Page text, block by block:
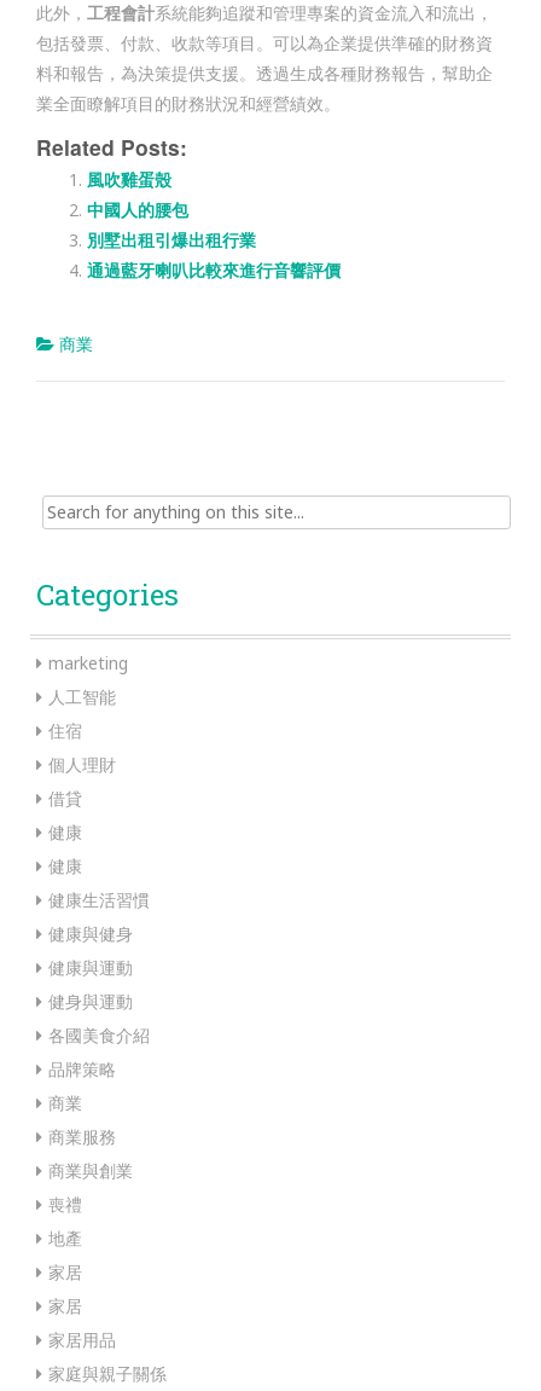
此外， 工程會計系統能夠追蹤和管理專案的資金流入和流出，
包括發票、付款、收款等項目。可以為企業提供準確的財務資
料和報告，為決策提供支援。透過生成各種財務報告，幫助企
業全面瞭解項目的財務狀況和經營績效。
Related Posts:
風吹雞蛋殼
中國人的腰包
別墅出租引爆出租行業
通過藍牙喇叭比較來進行音響評價
商業
Search
for:
Categories
marketing
人工智能
住宿
個人理財
借貸
健康
健康
健康生活習慣
健康與健身
健康與運動
健身與運動
各國美食介紹
品牌策略
商業
商業服務
商業與創業
喪禮
地產
家居
家居
家居用品
家庭與親子關係